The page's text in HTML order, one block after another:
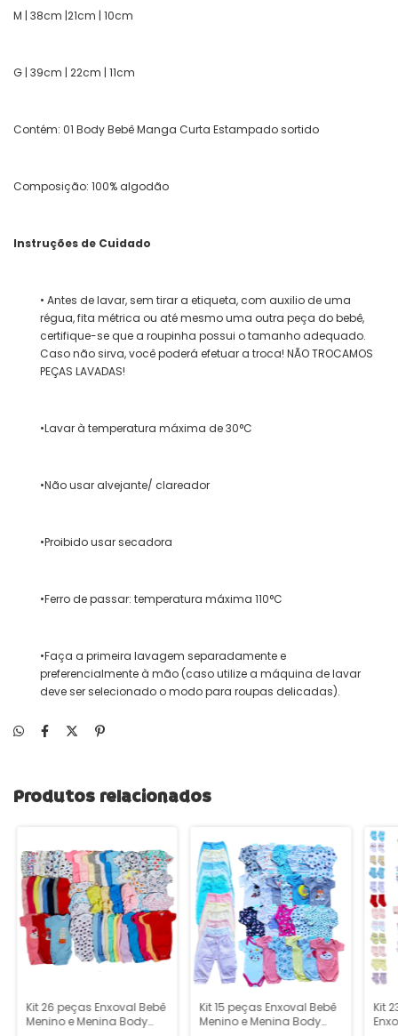
M | 38cm |21cm | 10cm
G | 39cm | 22cm | 11cm
Contém: 01 Body Bebê Manga Curta Estampado sortido
Composição: 100% algodão
Instruções de Cuidado
• Antes de lavar, sem tirar a etiqueta, com auxilio de uma
régua, fita métrica ou até mesmo uma outra peça do bebê,
certifique-se que a roupinha possui o tamanho adequado.
Caso não sirva, você poderá efetuar a troca! NÃO TROCAMOS
PEÇAS LAVADAS!
•Lavar à temperatura máxima de 30°C
•Não usar alvejante/ clareador
•Proibido usar secadora
•Ferro de passar: temperatura máxima 110°C
•Faça a primeira lavagem separadamente e
preferencialmente à mão (caso utilize a máquina de lavar
deve ser selecionado o modo para roupas delicadas).
Produtos relacionados
Kit 26 peças Enxoval Bebê
Menino e Menina Body
Kit 15 peças Enxoval Bebê
Menino e Menina Body
Kit